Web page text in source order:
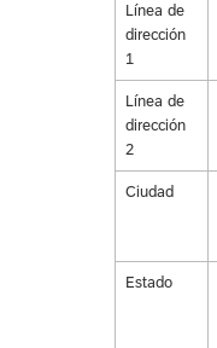
Línea de
dirección
1
Línea de
dirección
2
Ciudad
Estado